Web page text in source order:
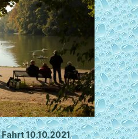
10.10.2021